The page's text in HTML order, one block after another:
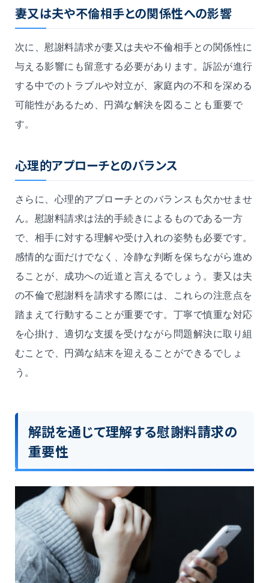
妻又は夫や不倫相手との関係性への影響
次に、慰謝料請求が妻又は夫や不倫相手との関係性に
与える影響にも留意する必要があります。訴訟が進行
する中でのトラブルや対立が、家庭内の不和を深める
可能性があるため、円満な解決を図ることも重要で
す。
心理的アプローチとのバランス
さらに、心理的アプローチとのバランスも欠かせませ
ん。慰謝料請求は法的手続きによるものである一方
で、相手に対する理解や受け入れの姿勢も必要です。
感情的な面だけでなく、冷静な判断を保ちながら進め
ることが、成功への近道と言えるでしょう。 妻又は夫
の不倫で慰謝料を請求する際には、これらの注意点を
踏まえて行動することが重要です。丁寧で慎重な対応
を心掛け、適切な支援を受けながら問題解決に取り組
むことで、円満な結末を迎えることができるでしょ
う。
解説を通じて理解する慰謝料請求の
重要性